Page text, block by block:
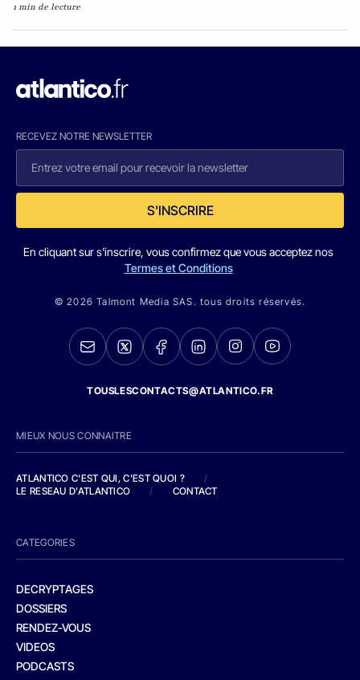
1 min de lecture
RECEVEZ NOTRE NEWSLETTER
S'INSCRIRE
En cliquant sur s'inscrire, vous confirmez que vous acceptez nos
Termes et Conditions
© 2026 Talmont Media SAS. tous droits réservés.
TOUSLESCONTACTS@ATLANTICO.FR
MIEUX NOUS CONNAITRE
ATLANTICO C'EST QUI, C'EST QUOI ?
/
LE RESEAU D'ATLANTICO
/ CONTACT
CATEGORIES
DECRYPTAGES
DOSSIERS
RENDEZ-VOUS
VIDEOS
PODCASTS